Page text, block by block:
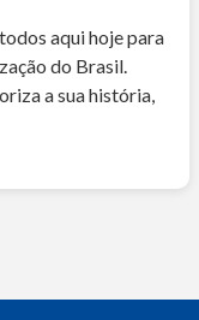
aqui hoje para
do Brasil.
a sua história,